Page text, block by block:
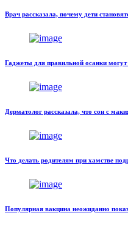
Врач рассказала, почему дети
Гаджеты для правильной осанки могут
Дерматолог рассказала, что сон с
Что делать родителям при хамстве
Популярная вакцина неожиданно